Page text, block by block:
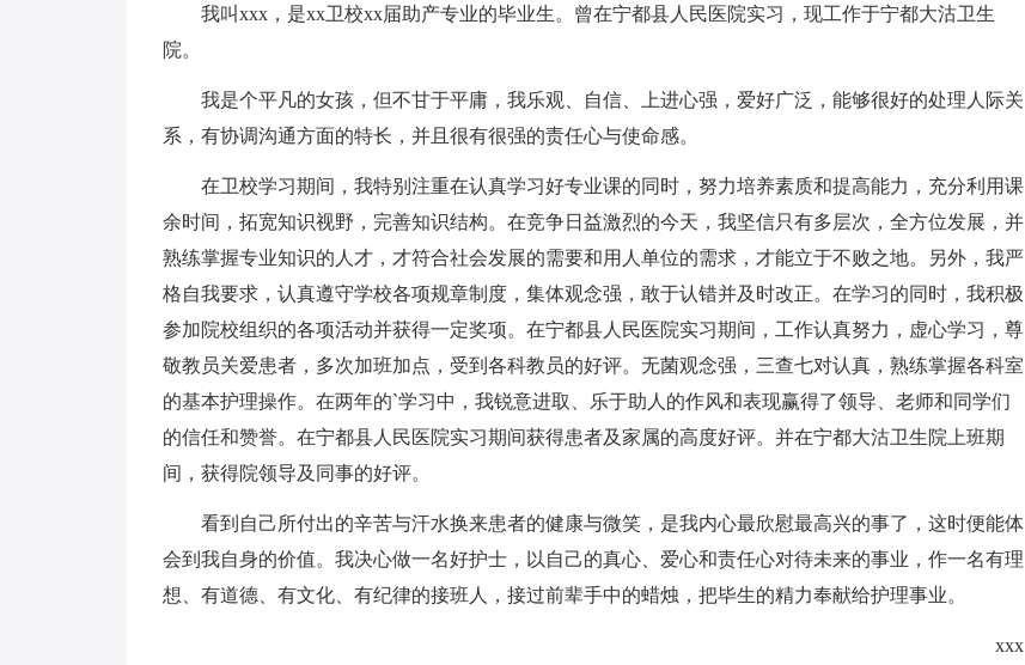
我叫xxx，是xx卫校xx届助产专业的毕业生。曾在宁都县人民医院实习，现工作于宁都大沽卫生
院。
我是个平凡的女孩，但不甘于平庸，我乐观、自信、上进心强，爱好广泛，能够很好的处理人际关
系，有协调沟通方面的特长，并且很有很强的责任心与使命感。
在卫校学习期间，我特别注重在认真学习好专业课的同时，努力培养素质和提高能力，充分利用课
余时间，拓宽知识视野，完善知识结构。在竞争日益激烈的今天，我坚信只有多层次，全方位发展，并
熟练掌握专业知识的人才，才符合社会发展的需要和用人单位的需求，才能立于不败之地。另外，我严
格自我要求，认真遵守学校各项规章制度，集体观念强，敢于认错并及时改正。在学习的同时，我积极
参加院校组织的各项活动并获得一定奖项。在宁都县人民医院实习期间，工作认真努力，虚心学习，尊
敬教员关爱患者，多次加班加点，受到各科教员的好评。无菌观念强，三查七对认真，熟练掌握各科室
的基本护理操作。在两年的`学习中，我锐意进取、乐于助人的作风和表现赢得了领导、老师和同学们
的信任和赞誉。在宁都县人民医院实习期间获得患者及家属的高度好评。并在宁都大沽卫生院上班期
间，获得院领导及同事的好评。
看到自己所付出的辛苦与汗水换来患者的健康与微笑，是我内心最欣慰最高兴的事了，这时便能体
会到我自身的价值。我决心做一名好护士，以自己的真心、爱心和责任心对待未来的事业，作一名有理
想、有道德、有文化、有纪律的接班人，接过前辈手中的蜡烛，把毕生的精力奉献给护理事业。
xxx